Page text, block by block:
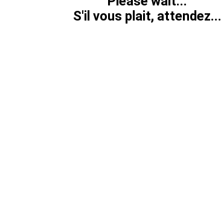
S'il vous plait, attendez...